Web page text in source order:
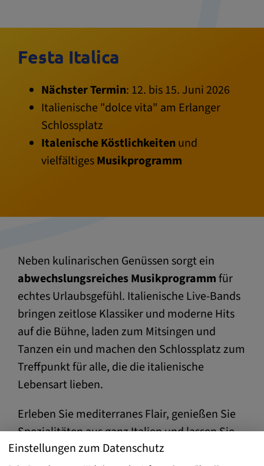
Festa Italica
Nächster Termin: 12. bis 15. Juni 2026
Italienische "dolce vita" am Erlanger
Schlossplatz
Italenische Köstlichkeitenund
vielfältigesMusikprogramm
Neben kulinarischen Genüssen sorgt ein
abwechslungsreiches Musikprogrammfür
echtes Urlaubsgefühl. Italienische Live-Bands
bringen zeitlose Klassiker und moderne Hits
auf die Bühne, laden zum Mitsingen und
Tanzen ein und machen den Schlossplatz zum
Treffpunkt für alle, die die italienische
Lebensart lieben.
Erleben Sie mediterranes Flair, genießen Sie
Spezialitäten aus ganz Italien und lassen Sie
sich von der einzigartigen Atmosphäre
Einstellungen zum Datenschutz